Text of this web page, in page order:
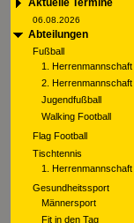
Aktuelle Termine
06.08.2026
Abteilungen
Fußball
1. Herrenmannschaft
2. Herrenmannschaft
Jugendfußball
Walking Football
Flag Football
Tischtennis
1. Herrenmannschaft
Gesundheitssport
Männersport
Fit in den Tag